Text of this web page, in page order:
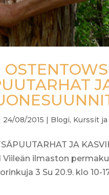
24/08/2015 | Blogi, Kurssit
JA
Viileän ilmaston
3 Su 20.9. klo